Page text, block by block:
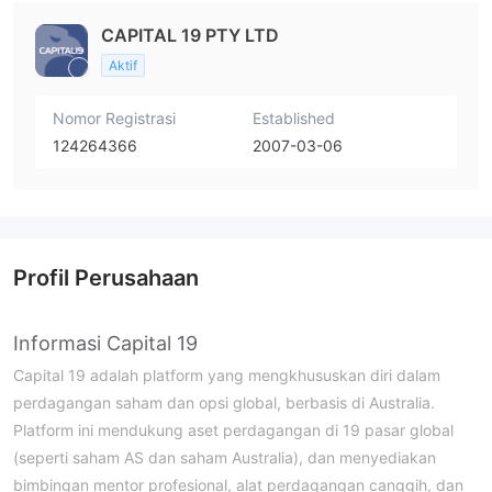
CAPITAL 19 PTY LTD
Aktif
Nomor Registrasi
124264366
Established
2007-03-06
Profil Perusahaan
Informasi Capital 19
Capital 19 adalah platform yang mengkhususkan diri dalam
perdagangan saham dan opsi global, berbasis di Australia.
Platform ini mendukung aset perdagangan di 19 pasar global
(seperti saham AS dan saham Australia), dan menyediakan
bimbingan mentor profesional, alat perdagangan canggih, dan